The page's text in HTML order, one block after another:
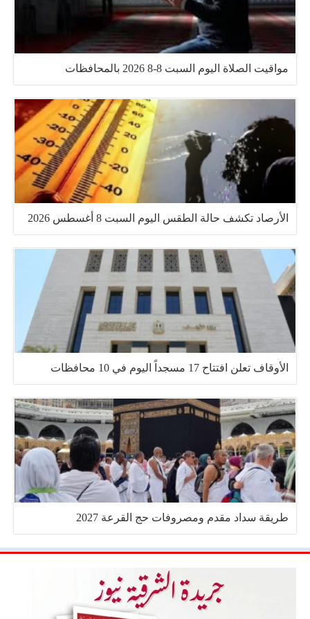
مواقيت الصلاة اليوم السبت 8-8 2026 بالمحافظات
الأرصاد تكشف حالة الطقس اليوم السبت 8 أغسطس 2026
الأوقاف تعلن افتتاح 17 مسجداً اليوم في 10 محافظات
طريقة سداد مقدم ومصروفات حج القرعة 2027